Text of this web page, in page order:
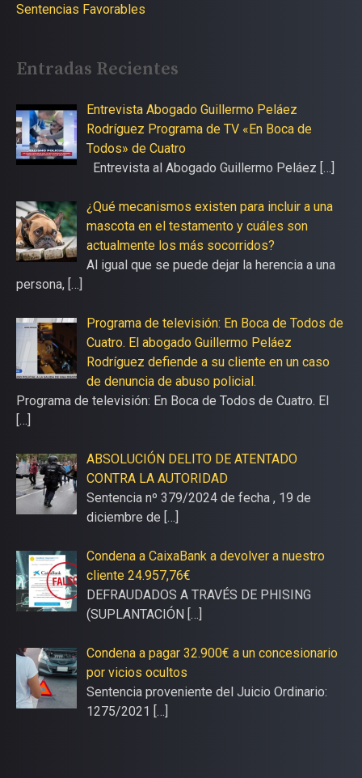
Sentencias Favorables
Entradas Recientes
Entrevista Abogado Guillermo Peláez
Rodríguez Programa de TV «En Boca de
Todos» de Cuatro
Entrevista al Abogado Guillermo Peláez […]
¿Qué mecanismos existen para incluir a una
mascota en el testamento y cuáles son
actualmente los más socorridos?
Al igual que se puede dejar la herencia a una
persona, […]
Programa de televisión: En Boca de Todos de
Cuatro. El abogado Guillermo Peláez
Rodríguez defiende a su cliente en un caso
de denuncia de abuso policial.
Programa de televisión: En Boca de Todos de Cuatro. El
[…]
ABSOLUCIÓN DELITO DE ATENTADO
CONTRA LA AUTORIDAD
Sentencia nº 379/2024 de fecha , 19 de
diciembre de […]
Condena a CaixaBank a devolver a nuestro
cliente 24.957,76€
DEFRAUDADOS A TRAVÉS DE PHISING
(SUPLANTACIÓN […]
Condena a pagar 32.900€ a un concesionario
por vicios ocultos
Sentencia proveniente del Juicio Ordinario:
1275/2021 […]